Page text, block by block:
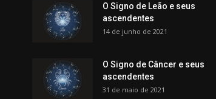
O Signo de Leão e seus
ascendentes
14 de junho de 2021
O Signo de Câncer e seus
ascendentes
31 de maio de 2021